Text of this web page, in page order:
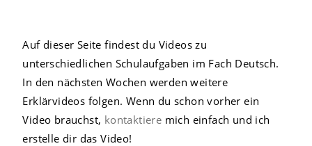
Auf dieser Seite findest du Videos zu
unterschiedlichen Schulaufgaben im Fach Deutsch.
In den nächsten Wochen werden weitere
Erklärvideos folgen. Wenn du schon vorher ein
Video brauchst, kontaktiere mich einfach und ich
erstelle dir das Video!